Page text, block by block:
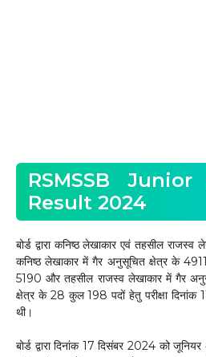
RSMSSB
Result 2024
बोर्ड द्वारा कनिष्ठ लेखाकार एवं तहसील
कनिष्ठ लेखाकार में गैर अनुसूचित क्षेत्र के
5190 और तहसील राजस्व लेखाकार में गैर
क्षेत्र के 28 कुल 198 पदों हेतु परीक्षा
थी।
बोर्ड द्वारा दिनांक 17 दिसंबर 2024 को जूनियर